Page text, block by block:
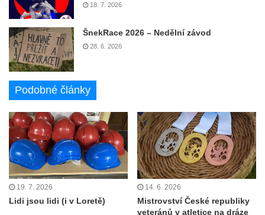
18. 7. 2026
ŠnekRace 2026 – Nedělní závod
28. 6. 2026
Podobné články
19. 7. 2026
Lidi jsou lidi (i v Loretě)
14. 6. 2026
Mistrovství České republiky
veteránů v atletice na dráze